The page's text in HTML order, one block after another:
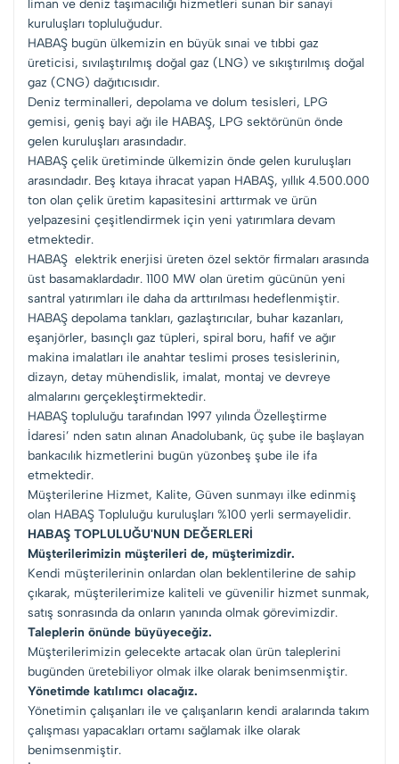
liman ve deniz taşımacılığı hizmetleri sunan bir sanayi
kuruluşları topluluğudur.
HABAŞ bugün ülkemizin en büyük sınai ve tıbbi gaz
üreticisi, sıvılaştırılmış doğal gaz (LNG) ve sıkıştırılmış doğal
gaz (CNG) dağıtıcısıdır.
Deniz terminalleri, depolama ve dolum tesisleri, LPG
gemisi, geniş bayi ağı ile HABAŞ, LPG sektörünün önde
gelen kuruluşları arasındadır.
HABAŞ çelik üretiminde ülkemizin önde gelen kuruluşları
arasındadır. Beş kıtaya ihracat yapan HABAŞ, yıllık 4.500.000
ton olan çelik üretim kapasitesini arttırmak ve ürün
yelpazesini çeşitlendirmek için yeni yatırımlara devam
etmektedir.
HABAŞ elektrik enerjisi üreten özel sektör firmaları arasında
üst basamaklardadır. 1100 MW olan üretim gücünün yeni
santral yatırımları ile daha da arttırılması hedeflenmiştir.
HABAŞ depolama tankları, gazlaştırıcılar, buhar kazanları,
eşanjörler, basınçlı gaz tüpleri, spiral boru, hafif ve ağır
makina imalatları ile anahtar teslimi proses tesislerinin,
dizayn, detay mühendislik, imalat, montaj ve devreye
almalarını gerçekleştirmektedir.
HABAŞ topluluğu tarafından 1997 yılında Özelleştirme
İdaresi’ nden satın alınan Anadolubank, üç şube ile başlayan
bankacılık hizmetlerini bugün yüzonbeş şube ile ifa
etmektedir.
Müşterilerine Hizmet, Kalite, Güven sunmayı ilke edinmiş
olan HABAŞ Topluluğu kuruluşları %100 yerli sermayelidir.
HABAŞ TOPLULUĞU'NUN DEĞERLERİ
Müşterilerimizin müşterileri de, müşterimizdir.
Kendi müşterilerinin onlardan olan beklentilerine de sahip
çıkarak, müşterilerimize kaliteli ve güvenilir hizmet sunmak,
satış sonrasında da onların yanında olmak görevimizdir.
Taleplerin önünde büyüyeceğiz.
Müşterilerimizin gelecekte artacak olan ürün taleplerini
bugünden üretebiliyor olmak ilke olarak benimsenmiştir.
Yönetimde katılımcı olacağız.
Yönetimin çalışanları ile ve çalışanların kendi aralarında takım
çalışması yapacakları ortamı sağlamak ilke olarak
benimsenmiştir.